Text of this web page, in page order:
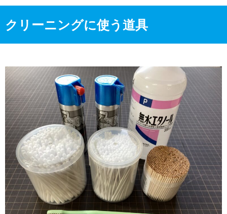
クリーニングに使う道具